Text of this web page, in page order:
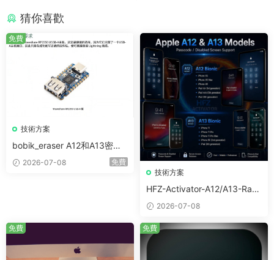
猜你喜歡
技術方案
bobik_eraser A12和A13密碼
免費擦除工具 保留當前ios系
統
2026-07-08 免費
免費
技術方案
HFZ-Activator-A12/A13-Ram
disk A12-A13密碼/禁用設備繞
過 保留信号
2026-07-08
免費 免費